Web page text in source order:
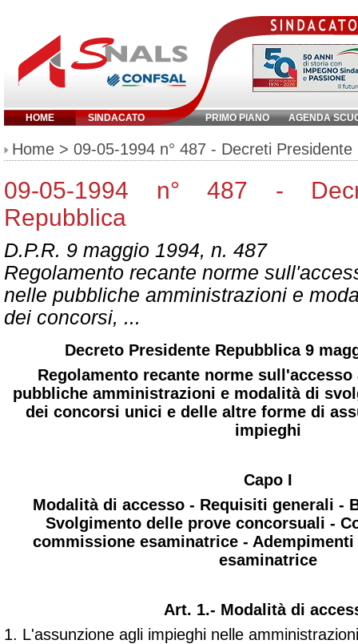
HOME SINDACATO PRIMO PIANO AGENDA
Inserisci parola chiave:
Home > 09-05-1994 n° 487 - Decreti Presidente
09-05-1994 n° 487 -
Repubblica
D.P.R. 9 maggio 1994, n. 487
Regolamento recante norme
nelle pubbliche amministrazioni e
dei concorsi, ...
Decreto Presidente Repubblica 9
Regolamento recante norme
pubbliche amministrazioni e modalità di
dei concorsi unici e delle altre forme di
impieghi
Capo I
Modalità di accesso - Requisiti generali -
Svolgimento delle prove concorsuali -
commissione esaminatrice -
esaminatrice
Art. 1.- Modalità di
1. L'assunzione agli impieghi nelle